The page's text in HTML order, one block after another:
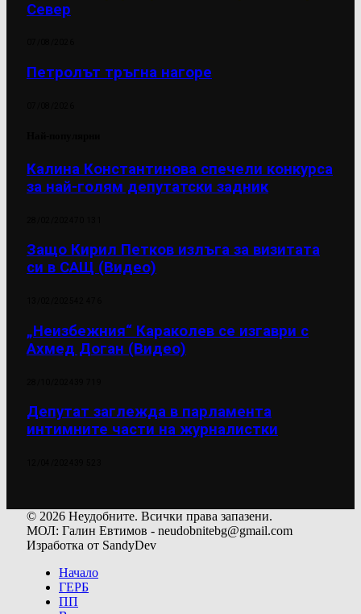
Север
Петролът тръгна нагоре
Калина Константинова спечели конкурса
за най-голям депутатски задник
Защо Кирил Петков излъга за визитата
си в САЩ (Видео)
„Неизбежния“ Караколев се изгаври с
Ахмед Доган (Видео)
Депутат заглежда в парламента
интимните части на журналистки
© 2026 Неудобните. Всички права запазени.
МОЛ: Галин Евтимов - neudobnitebg@gmail.com
Изработка от SandyDev
Начало
ГЕРБ
ПП